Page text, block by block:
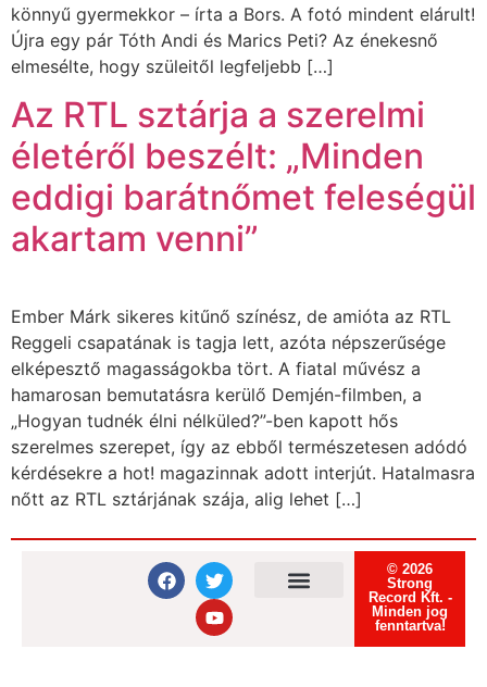
könnyű gyermekkor – írta a Bors. A fotó mindent elárult!
Újra egy pár Tóth Andi és Marics Peti? Az énekesnő
elmesélte, hogy szüleitől legfeljebb […]
Az RTL sztárja a szerelmi
életéről beszélt: „Minden
eddigi barátnőmet feleségül
akartam venni”
Ember Márk sikeres kitűnő színész, de amióta az RTL
Reggeli csapatának is tagja lett, azóta népszerűsége
elképesztő magasságokba tört. A fiatal művész a
hamarosan bemutatásra kerülő Demjén-filmben, a
„Hogyan tudnék élni nélküled?”-ben kapott hős
szerelmes szerepet, így az ebből természetesen adódó
kérdésekre a hot! magazinnak adott interjút. Hatalmasra
nőtt az RTL sztárjának szája, alig lehet […]
© 2026
Strong
Record Kft. -
Minden jog
fenntartva!